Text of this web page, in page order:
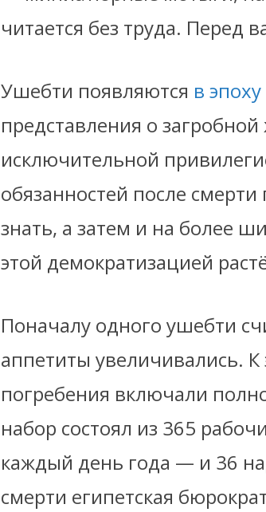
читается без труда. Перед
Ушебти появляются в
представления о
исключительной
обязанностей после
знать, а затем и на более
этой демократизацией
Поначалу одного ушебти
аппетиты увеличивались.
погребения включали
набор состоял из 365
каждый день года — и 36
смерти египетская